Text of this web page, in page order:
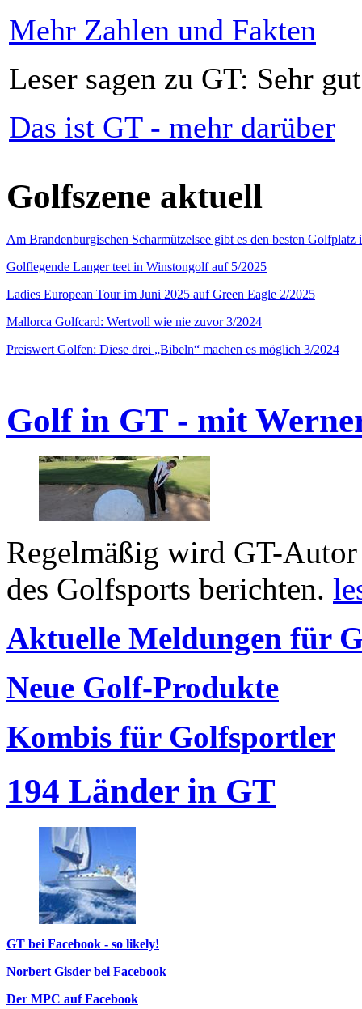
Mehr Zahlen und Fakten
Leser sagen zu GT: Sehr
Das ist GT - mehr darüber
Golfszene aktuell
Am Brandenburgischen Scharmützelsee gibt es den besten
Golflegende Langer teet in Winstongolf auf 5/2025
Ladies European Tour im Juni 2025 auf Green Eagle 2/2025
Mallorca Golfcard: Wertvoll wie nie zuvor 3/2024
Preiswert Golfen: Diese drei „Bibeln“ machen es möglich 3/2024
Golf in GT - mit
Regelmäßig wird GT-
des Golfsports berichten.
Aktuelle Meldungen für
Neue Golf-Produkte
Kombis für Golfsportler
194 Länder in GT
GT bei Facebook - so likely!
Norbert Gisder bei Facebook
Der MPC auf Facebook